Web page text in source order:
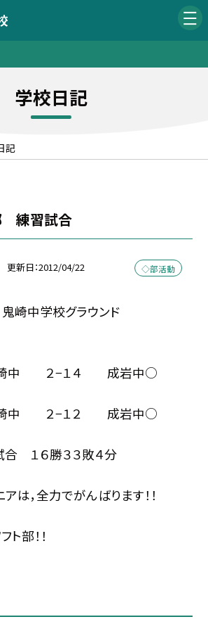
学校日記
記
練習試合
更新日 2012/04/22 ◇部活動
鬼崎中学校グラウンド
中 ２−１４ 成岩中○
中 ２−１２ 成岩中○
１６勝３３敗４分
は，全力でがんばります！！
部！！